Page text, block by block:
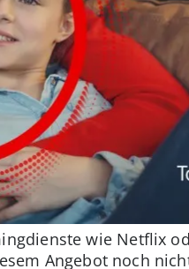
wie Netflix
Angebot noch